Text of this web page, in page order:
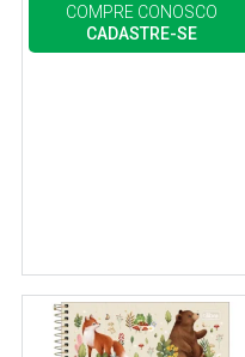
COMPRE CONOSCO
CADASTRE-SE